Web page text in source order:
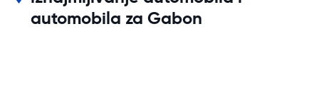
automobila za Gabon